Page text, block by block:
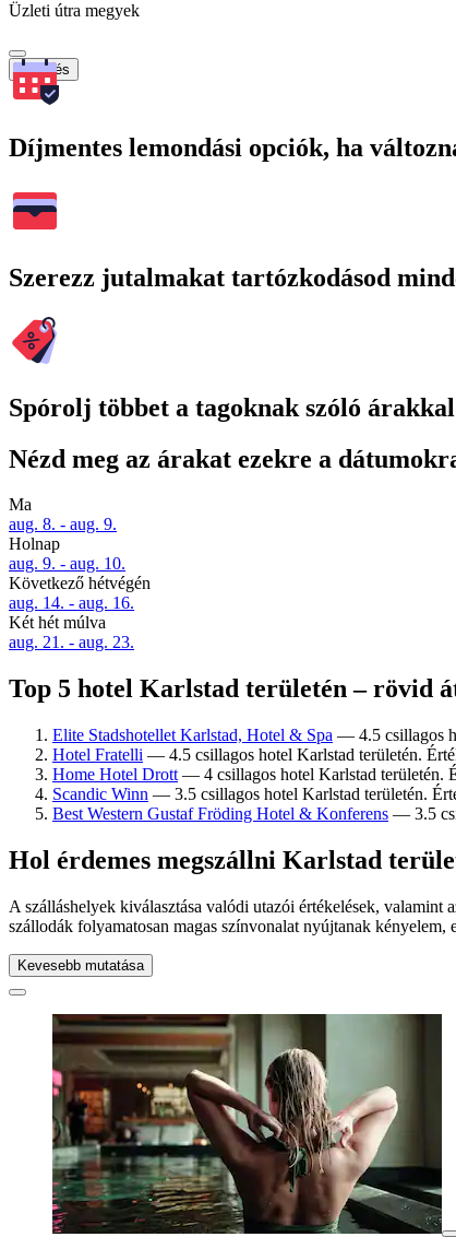
Üzleti útra megyek
Keresés
Díjmentes lemondási opciók, ha
Szerezz jutalmakat tartózkodásod
Spórolj többet a tagoknak szóló árakkal
Nézd meg az árakat ezekre a
Ma
aug. 8. - aug. 9.
Holnap
aug. 9. - aug. 10.
Következő hétvégén
aug. 14. - aug. 16.
Két hét múlva
aug. 21. - aug. 23.
Top 5 hotel Karlstad területén – rövid
Elite Stadshotellet Karlstad, Hotel & Spa — 4.5 csillagos
Hotel Fratelli — 4.5 csillagos hotel Karlstad területén.
Home Hotel Drott — 4 csillagos hotel Karlstad területén.
Scandic Winn — 3.5 csillagos hotel Karlstad területén.
Best Western Gustaf Fröding Hotel & Konferens — 3.5
Hol érdemes megszállni Karlstad
A szálláshelyek kiválasztása valódi utazói értékelések,
szállodák folyamatosan magas színvonalat nyújtanak
Kevesebb mutatása